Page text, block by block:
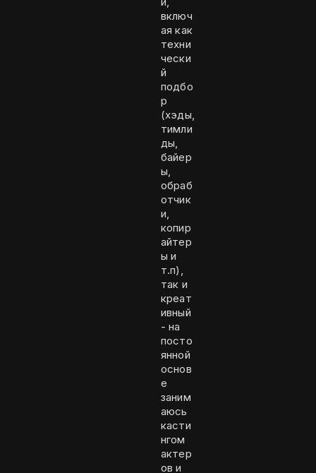
включ
ая как
техни
чески
й
подбо
р
(хэды,
тимли
ды,
байер
ы,
обраб
отчик
и,
копир
айтер
ы и
т.п),
так и
креат
ивный
- на
посто
янной
основ
е
заним
аюсь
касти
нгом
актер
ов и